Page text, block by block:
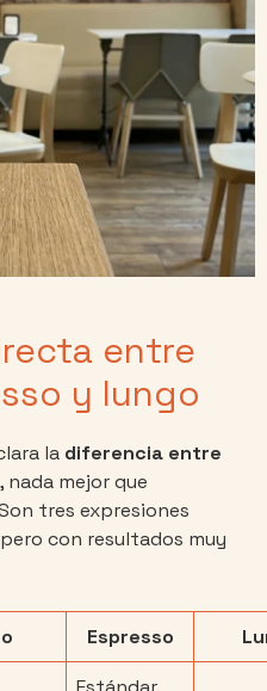
entre
y lungo
la diferencia entre
, nada mejor que
tres expresiones
con resultados muy
Espresso